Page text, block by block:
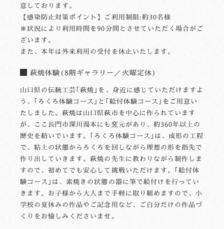
意しております。
【感染防止対策ポイント】ご利用制限:約30名様
※状況により利用時間を90分間とさせていただく場合がご
ざいます。
また、本年は外来利用の受付を休止いたします。
萩焼体験(8階ギャラリー／火曜定休)
山口県の伝統工芸｢萩焼｣を、身近に感じていただけますよ
う、｢ろくろ体験コース｣と｢絵付体験コース｣をご用意い
たしました。萩焼は山口県萩市を中心に作られています
が、ここ長門市深川湯本にも窯元があり、約360年以上の
歴史を紡いでいます。｢ろくろ体験コース｣は、成形の工程
で、粘土の状態からろくろを回しながら理想の形を指先で
作り出していきます。萩焼の先生に教わりながら制作しま
すので、初めてでも安心して挑戦いただけます。｢絵付体
験コース｣は、素焼きの状態の器に筆で絵付けを行ってい
きます。お子様から大人まで手軽に取り組めますので、小
学校の夏休みの作品やご記念用など、ご自分だけの作品づ
くりをお愉しみくださいませ。